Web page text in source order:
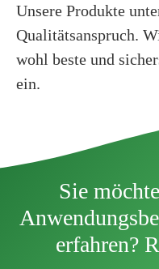
Unsere Produkte
Qualitätsanspruch.
wohl beste und
ein.
Sie
erfahren?